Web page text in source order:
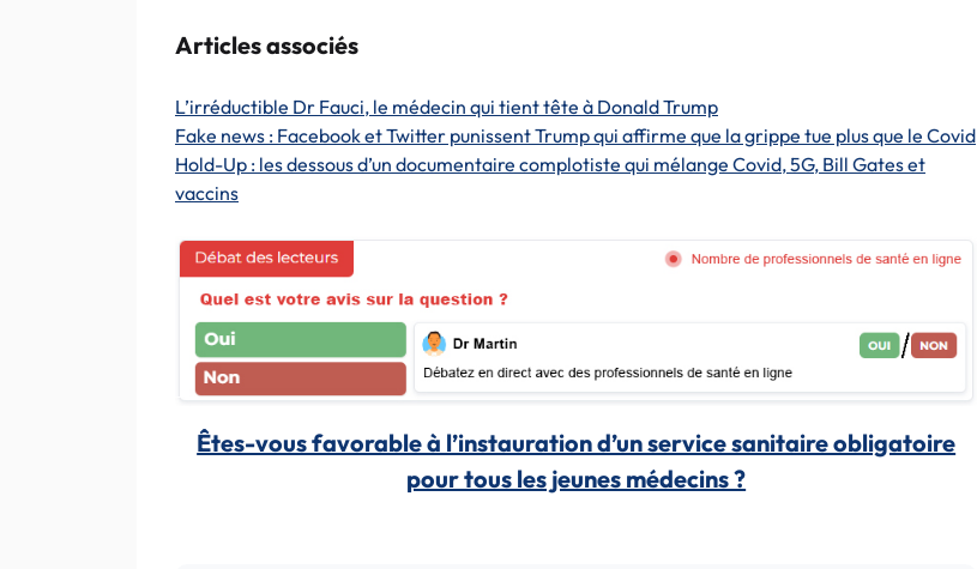
Articles associés
L’irréductible Dr Fauci, le médecin qui tient tête à Donald Trump
Fake news : Facebook et Twitter punissent Trump qui affirme que la grippe tue plus que le Covid
Hold-Up : les dessous d’un documentaire complotiste qui mélange Covid, 5G, Bill Gates et
vaccins
Êtes-vous favorable à l’instauration d’un service sanitaire obligatoire
pour tous les jeunes médecins ?